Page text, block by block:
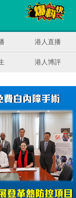
港人直播
港人博評